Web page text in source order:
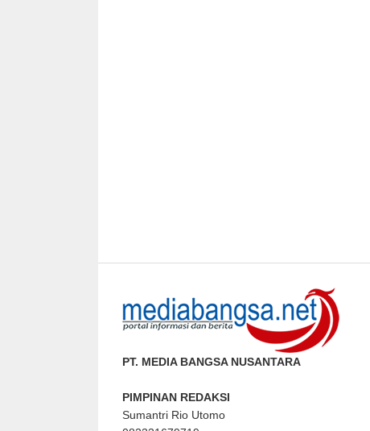
PT. MEDIA BANGSA NUSANTARA
PIMPINAN REDAKSI
Sumantri Rio Utomo